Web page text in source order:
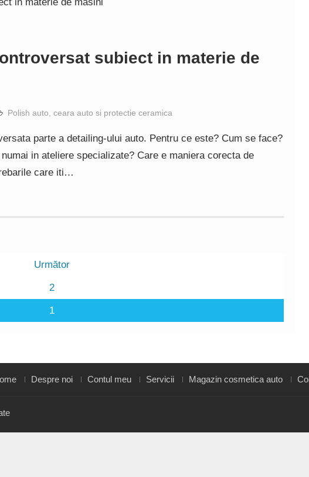
subiect in materie de
Polish auto, ceara auto si protectie ceramica
parte a detailing-ului auto. Pentru ce este? Cum se face?
in ateliere specializate? Care e maniera corecta de
care iti…
1
2
Următor
Despre noi Contul meu Servicii Magazin cosmetica auto